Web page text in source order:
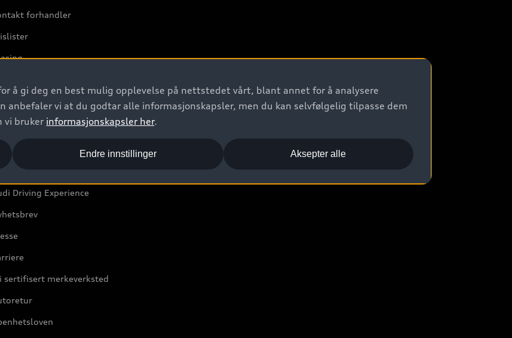
forhandler
Forsikring
Norge
Driving Experience
sertifisert merkeverksted
å gi deg en best mulig opplevelse på nettstedet vårt, blant annet for å analysere
anbefaler vi at du godtar alle informasjonskapsler, men du kan selvfølgelig tilpasse dem
vi bruker informasjonskapsler her.
Aksepter alle
Endre innstillinger